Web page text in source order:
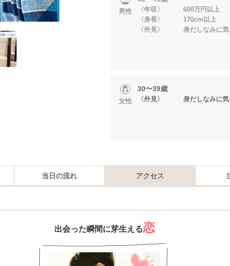
男性
〈年収〉 600万円以上
〈身長〉 170cm以上
〈外見〉 身だしなみに気
女性
30〜39歳
〈外見〉 身だしなみに気
当日の流れ アクセス
出会った瞬間に芽生える恋